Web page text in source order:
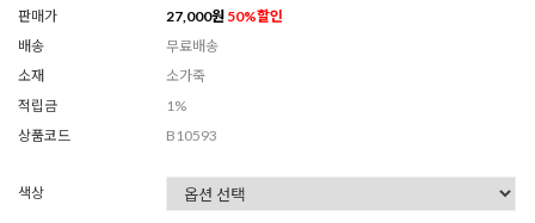
판매가
27,000원 50%할인
배송
무료배송
소재
소가죽
적립금
1%
상품코드
B10593
색상